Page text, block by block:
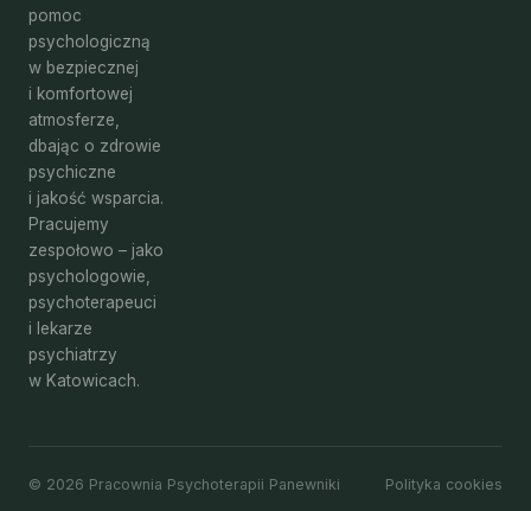
pomoc
psychologiczną
w bezpiecznej
i komfortowej
atmosferze,
dbając o zdrowie
psychiczne
i jakość wsparcia.
Pracujemy
zespołowo – jako
psychologowie,
psychoterapeuci
i lekarze
psychiatrzy
w Katowicach.
© 2026 Pracownia Psychoterapii Panewniki Polityka cookies